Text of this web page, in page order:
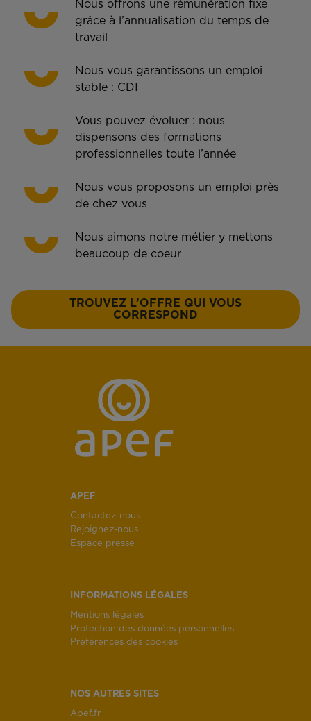
Nous offrons une rémunération fixe
grâce à l’annualisation du temps de
travail
Nous vous garantissons un emploi
stable : CDI
Vous pouvez évoluer : nous
dispensons des formations
professionnelles toute l’année
Nous vous proposons un emploi près
de chez vous
Nous aimons notre métier y mettons
beaucoup de coeur
TROUVEZ L’OFFRE QUI VOUS
CORRESPOND
APEF
Contactez-nous
Rejoignez-nous
Espace presse
INFORMATIONS LÉGALES
Mentions légales
Protection des données personnelles
Préférences des cookies
NOS AUTRES SITES
Apef.fr